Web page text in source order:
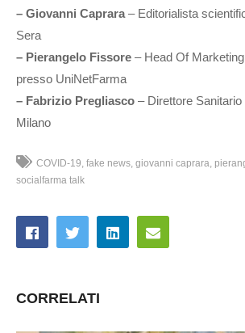
– Giovanni Caprara – Editorialista
Sera
– Pierangelo Fissore – Head Of
presso UniNetFarma
– Fabrizio Pregliasco – Direttore
Milano
COVID-19 fake news giovanni caprara
socialfarma talk
CORRELATI